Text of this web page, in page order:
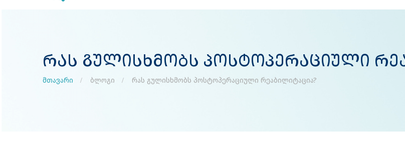
Რას Გულისხმობს Პოსტოპერაციული
მთავარი ბლოგი რას გულისხმობს პოსტოპერაციული რეაბილიტაცია?